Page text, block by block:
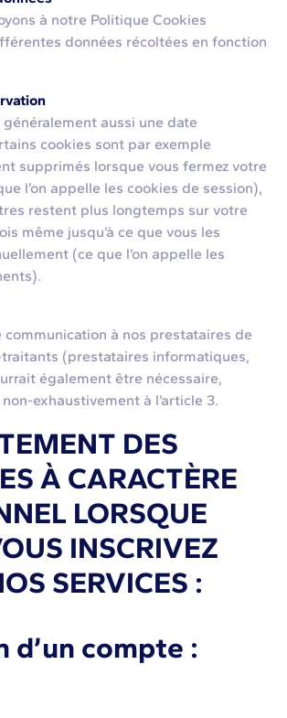
à notre Politique Cookies
données récoltées en fonction
aussi une date
cookies sont par exemple
supprimés lorsque vous fermez votre
l’on appelle les cookies de session),
restent plus longtemps sur votre
même jusqu’à ce que vous les
(ce que l’on appelle les
communication à nos prestataires de
(prestataires informatiques,
également être nécessaire,
exhaustivement à l’article 3.
DES
À CARACTÈRE
LORSQUE
INSCRIVEZ
SERVICES :
d’un compte :